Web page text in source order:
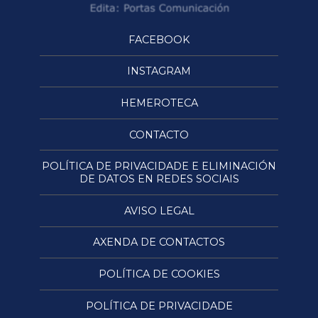
FACEBOOK
INSTAGRAM
HEMEROTECA
CONTACTO
POLÍTICA DE PRIVACIDADE E ELIMINACIÓN
DE DATOS EN REDES SOCIAIS
AVISO LEGAL
AXENDA DE CONTACTOS
POLÍTICA DE COOKIES
POLÍTICA DE PRIVACIDADE